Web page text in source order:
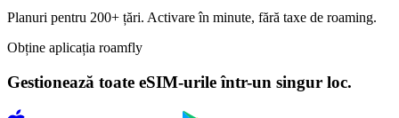
Planuri pentru 200+ țări. Activare în minute, fără taxe de roaming.
Obține aplicația roamfly
Gestionează toate eSIM-urile într-un singur loc.